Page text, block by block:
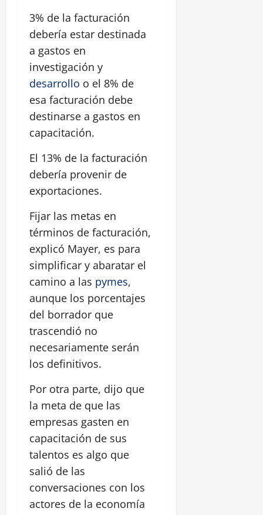
3% de la facturación
debería estar destinada
a gastos en
investigación y
desarrollo o el 8% de
esa facturación debe
destinarse a gastos en
capacitación.
El 13% de la facturación
debería provenir de
exportaciones.
Fijar las metas en
términos de facturación,
explicó Mayer, es para
simplificar y abaratar el
camino a las pymes,
aunque los porcentajes
del borrador que
trascendió no
necesariamente serán
los definitivos.
Por otra parte, dijo que
la meta de que las
empresas gasten en
capacitación de sus
talentos es algo que
salió de las
conversaciones con los
actores de la economía